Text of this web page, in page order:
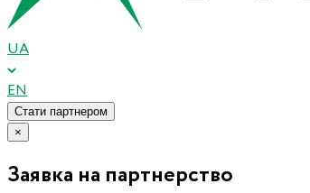
UA
EN
Стати партнером
×
Заявка на партнерство